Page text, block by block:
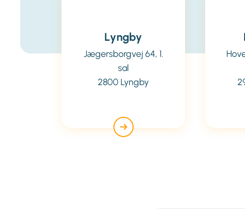
Lyngby
Jægersborgvej 64, 1.
sal
2800 Lyngby